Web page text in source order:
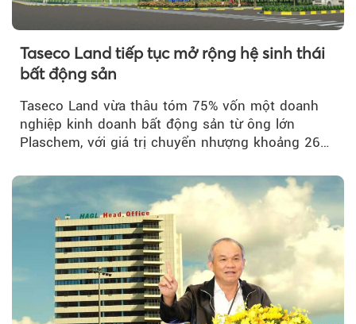
Taseco Land tiếp tục mở rộng hệ sinh thái
bất động sản
Taseco Land vừa thâu tóm 75% vốn một doanh
nghiệp kinh doanh bất động sản từ ông lớn
Plaschem, với giá trị chuyển nhượng khoảng 262